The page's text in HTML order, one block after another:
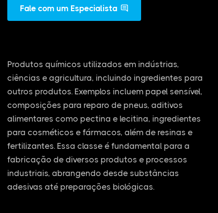
Fale com um Especialista
Produtos químicos utilizados em indústrias,
ciências e agricultura, incluindo ingredientes para
outros produtos. Exemplos incluem papel sensível,
composições para reparo de pneus, aditivos
alimentares como pectina e lecitina, ingredientes
para cosméticos e fármacos, além de resinas e
fertilizantes. Essa classe é fundamental para a
fabricação de diversos produtos e processos
industriais, abrangendo desde substâncias
adesivas até preparações biológicas.